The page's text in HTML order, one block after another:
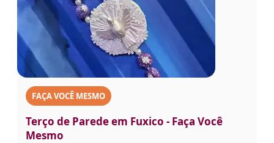
FAÇA VOCÊ MESMO
Terço de Parede em Fuxico - Faça Você
Mesmo